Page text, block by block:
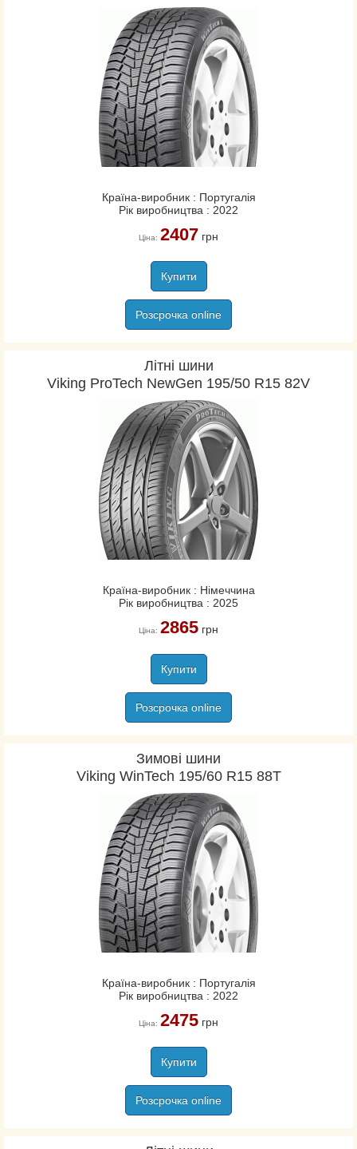
Країна-виробник : Португалія
Рік виробництва : 2022
Ціна: 2407грн
Купити
Розсрочка online
Літні шини
Viking ProTech NewGen 195/50 R15 82V
Країна-виробник : Німеччина
Рік виробництва : 2025
Ціна: 2865грн
Купити
Розсрочка online
Зимові шини
Viking WinTech 195/60 R15 88T
Країна-виробник : Португалія
Рік виробництва : 2022
Ціна: 2475грн
Купити
Розсрочка online